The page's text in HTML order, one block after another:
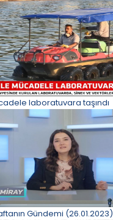
laboratuvara taşındı
Gündemi (26.01.2023)